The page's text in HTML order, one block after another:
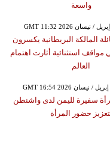
واسعة
المالكة البريطانية يكسرون
مواقف استثنائية أثارت اهتمام
العالم
سفيرة لليمن لدى واشنطن
حضور المرأة